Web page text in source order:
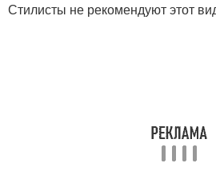
Стилисты не рекомендуют этот